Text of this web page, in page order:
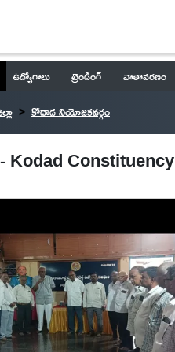
ఉద్యోగాలు ట్రెండింగ్ వాతావరణం
కోదాడ నియోజకవర్గం
Constituency